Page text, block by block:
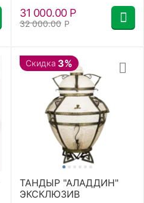
32 000.00 Р
31 000.00 Р
Скидка 3%
ТАНДЫР "АЛАДДИН"
ЭКСКЛЮЗИВ